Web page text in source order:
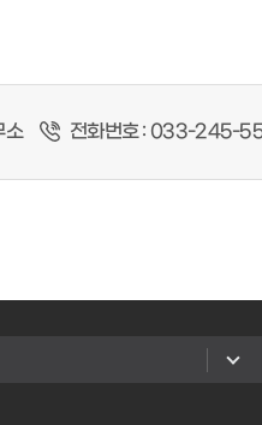
소 전화번호 : 033-245-